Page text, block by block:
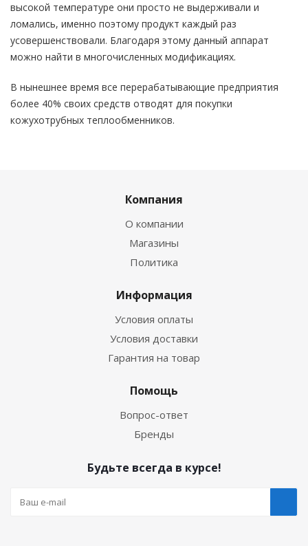
высокой температуре они просто не выдерживали и
ломались, именно поэтому продукт каждый раз
усовершенствовали. Благодаря этому данный аппарат
можно найти в многочисленных модификациях.
В нынешнее время все перерабатывающие предприятия
более 40% своих средств отводят для покупки
кожухотрубных теплообменников.
Компания
О компании
Магазины
Политика
Информация
Условия оплаты
Условия доставки
Гарантия на товар
Помощь
Вопрос-ответ
Бренды
Будьте всегда в курсе!